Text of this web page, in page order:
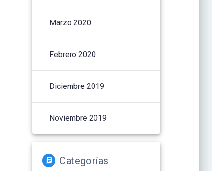
Marzo 2020
Febrero 2020
Diciembre 2019
Noviembre 2019
Categorías